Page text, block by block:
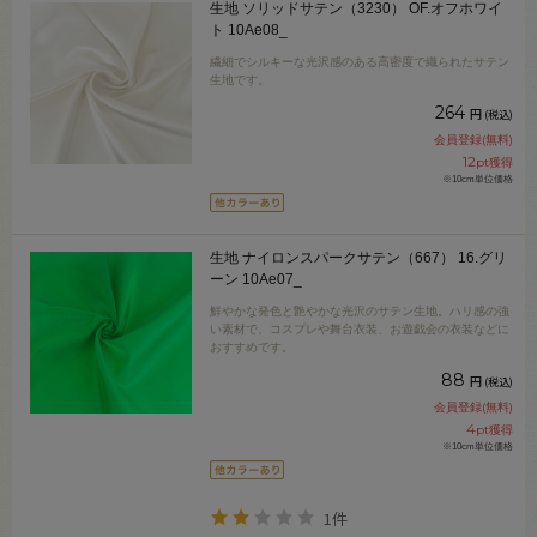
生地 ソリッドサテン（3230） OF.オフホワイ
ト 10Ae08_
繊細でシルキーな光沢感のある高密度で織られたサテン
生地です。
264 円 (税込)
会員登録(無料)
12pt獲得
※10cm単位価格
生地 ナイロンスパークサテン（667） 16.グリ
ーン 10Ae07_
鮮やかな発色と艶やかな光沢のサテン生地。ハリ感の強
い素材で、コスプレや舞台衣装、お遊戯会の衣装などに
おすすめです。
88 円 (税込)
会員登録(無料)
4pt獲得
※10cm単位価格
1件